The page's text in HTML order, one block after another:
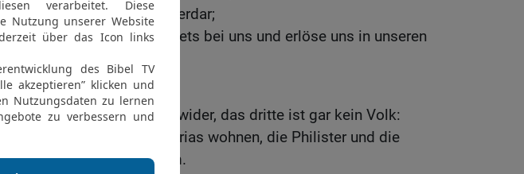
in unseren Tagen und immerdar;
24 sein Erbarmen bleibe stets bei uns und erlöse uns in unseren
Drei böse Völker
25 Zwei Völker sind mir zuwider, das dritte ist gar kein Volk:
die in den Bergen Samarias wohnen, die Philister und die
törichten Leute von Sichem.